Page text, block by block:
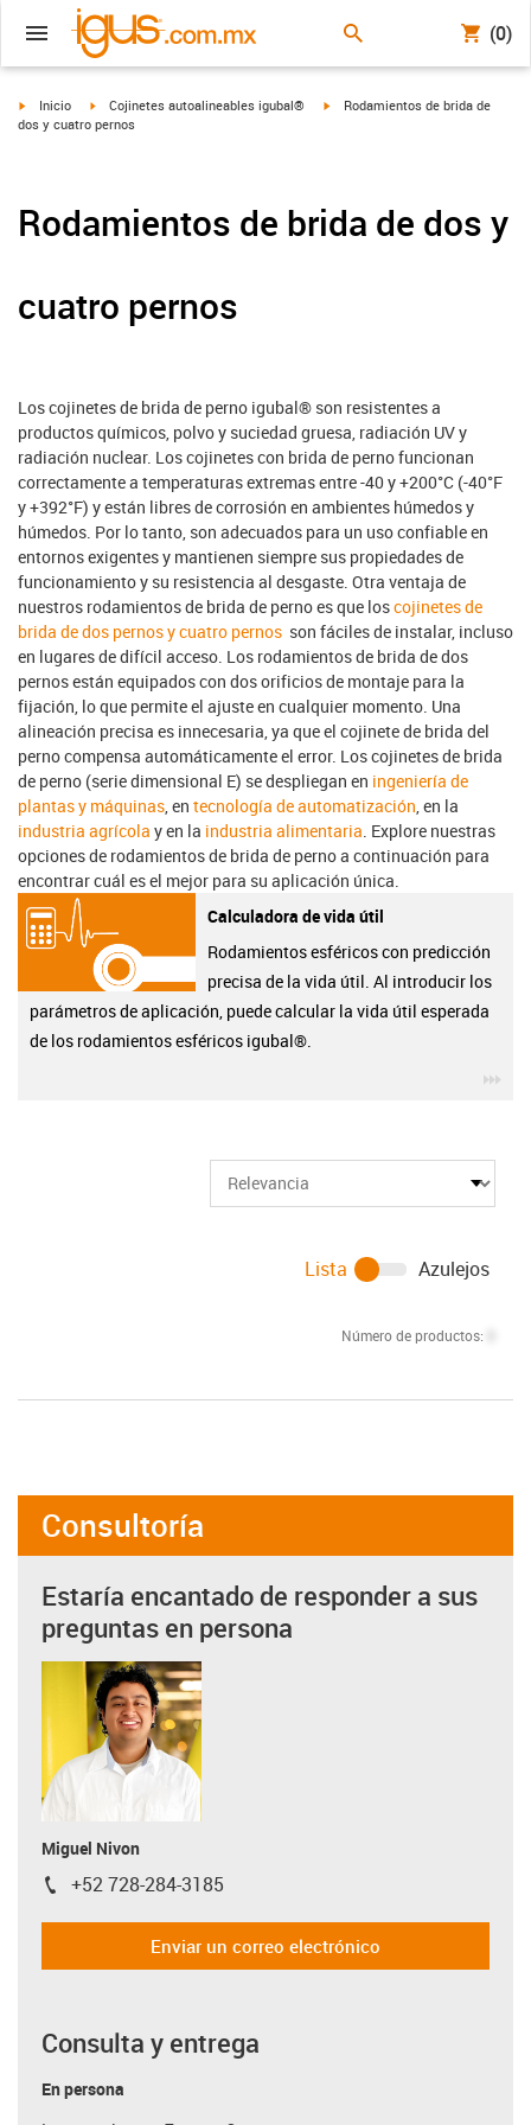
(0)
igus-icon-arrow-right
Inicio igus-icon-arrow-right
Cojinetes autoalineables igubal® igus-icon-arrow-right
Rodamientos de brida de
dos y cuatro pernos
Rodamientos de brida de dos y
cuatro pernos
Los cojinetes de brida de perno igubal® son resistentes a
productos químicos, polvo y suciedad gruesa, radiación UV y
radiación nuclear. Los cojinetes con brida de perno funcionan
correctamente a temperaturas extremas entre -40 y +200°C (-40°F
y +392°F) y están libres de corrosión en ambientes húmedos y
húmedos. Por lo tanto, son adecuados para un uso confiable en
entornos exigentes y mantienen siempre sus propiedades de
funcionamiento y su resistencia al desgaste. Otra ventaja de
nuestros rodamientos de brida de perno es que loscojinetes de
brida de dos pernos y cuatro pernos son fáciles de instalar, incluso
en lugares de difícil acceso. Los rodamientos de brida de dos
pernos están equipados con dos orificios de montaje para la
fijación, lo que permite el ajuste en cualquier momento. Una
alineación precisa es innecesaria, ya que el cojinete de brida del
perno compensa automáticamente el error. Los cojinetes de brida
de perno (serie dimensional E) se despliegan en ingeniería de
plantas y máquinas , en tecnología de automatización , en la
industria agrícola y en la industria alimentaria . Explore nuestras
opciones de rodamientos de brida de perno a continuación para
encontrar cuál es el mejor para su aplicación única.
Calculadora de vida útil
Rodamientos esféricos con predicción
precisa de la vida útil. Al introducir los
parámetros de aplicación, puede calcular la vida útil esperada
de los rodamientos esféricos igubal®.
Número de productos:
Lista Azulejos
Consultoría
Estaría encantado de responder a sus
preguntas en persona
Miguel Nivon
igus-icon-phone
+52 728-284-3185
Enviar un correo electrónico
Consulta y entrega
En persona